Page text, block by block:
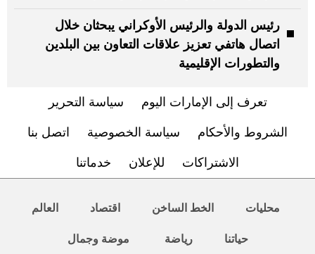
رئيس الدولة والرئيس الأوكراني يبحثان خلال
اتصال هاتفي تعزيز علاقات التعاون بين البلدين
والتطورات الإقليمية
تعرف إلى الإمارات اليوم سياسة التحرير
الشروط والأحكام سياسة الخصوصية اتصل بنا
الاشتراكات للإعلان خدماتنا
محليات الخط الساخن اقتصاد العالم
حياتنا رياضة موضة وجمال